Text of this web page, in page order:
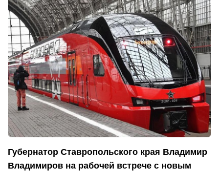
Губернатор Ставропольского края Владимир
Владимиров на рабочей встрече с новым